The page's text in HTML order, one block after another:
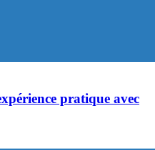
pratique avec